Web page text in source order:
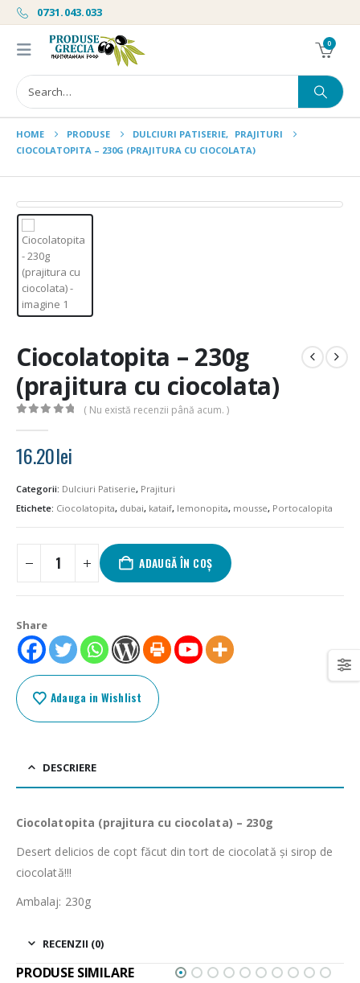
0731.043.033
0
HOME PRODUSE DULCIURI PATISERIE, PRAJITURI
CIOCOLATOPITA – 230G (PRAJITURA CU CIOCOLATA)
Ciocolatopita – 230g
(prajitura cu ciocolata)
( Nu există recenzii până acum. )
16.20lei
Categorii: Dulciuri Patiserie, Prajituri
Etichete: Ciocolatopita, dubai, kataif, lemonopita, mousse, Portocalopita
ADAUGĂ ÎN COȘ
Share
Adauga in Wishlist
DESCRIERE
Ciocolatopita (prajitura cu ciocolata) – 230g
Desert delicios de copt făcut din tort de ciocolată și sirop de
ciocolată!!!
Ambalaj: 230g
RECENZII (0)
PRODUSE SIMILARE